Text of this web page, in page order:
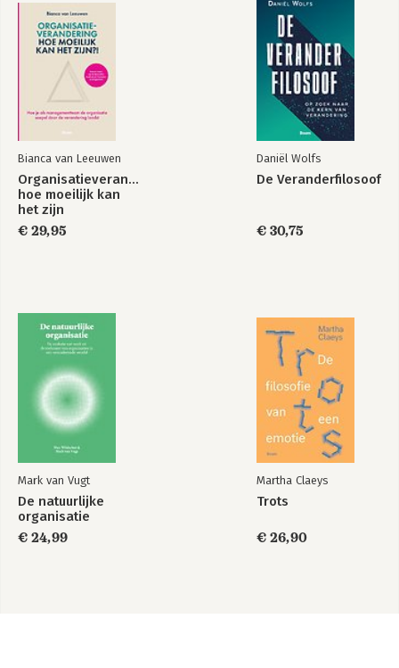
Cultuurdingetje hè Cultuurdingetje hè
Bekijk alle boeken
Bianca van Leeuwen
Organisatieverandering,
hoe moeilijk kan
het zijn
€ 29,95
Daniël Wolfs
De Veranderfilosoof
€ 30,75
Mark van Vugt
De natuurlijke
organisatie
€ 24,99
Martha Claeys
Trots
€ 26,90